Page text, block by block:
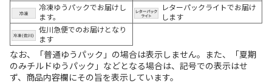
冷凍ゆうパックでお届けし
ます。
レターパックライトでお届け
します
佐川急便でのお届けとなり
ます
なお、「普通ゆうパック」の場合は表示しません。また、「夏期
のみチルドゆうパック」などとなる場合は、記号での表示はせ
ず、商品内容欄にその旨を表示しています。